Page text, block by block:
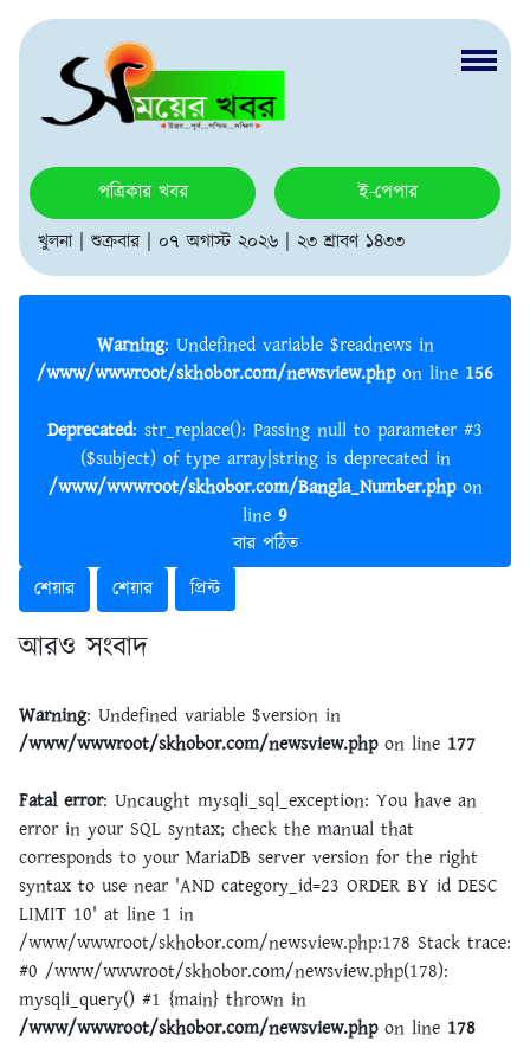
পত্রিকার খবর
ই-পেপার
খুলনা | শুক্রবার | ০৭ অগাস্ট ২০২৬ | ২৩ শ্রাবণ ১৪৩৩
Warning : Undefined variable $readnews in
/www/wwwroot/skhobor.com/newsview.phpon line 156
Deprecated: str_replace(): Passing null to parameter #3
($subject) of type array|string is deprecated in
/www/wwwroot/skhobor.com/Bangla_Number.phpon
line 9
বার পঠিত
শেয়ার
শেয়ার প্রিন্ট
আরও সংবাদ
Warning: Undefined variable $version in
/www/wwwroot/skhobor.com/newsview.phpon line 177
Fatal error: Uncaught mysqli_sql_exception: You have an
error in your SQL syntax; check the manual that
corresponds to your MariaDB server version for the right
syntax to use near 'AND category_id=23 ORDER BY id DESC
LIMIT 10' at line 1 in
/www/wwwroot/skhobor.com/newsview.php:178 Stack trace:
#0 /www/wwwroot/skhobor.com/newsview.php(178):
mysqli_query() #1 {main} thrown in
/www/wwwroot/skhobor.com/newsview.phpon line 178